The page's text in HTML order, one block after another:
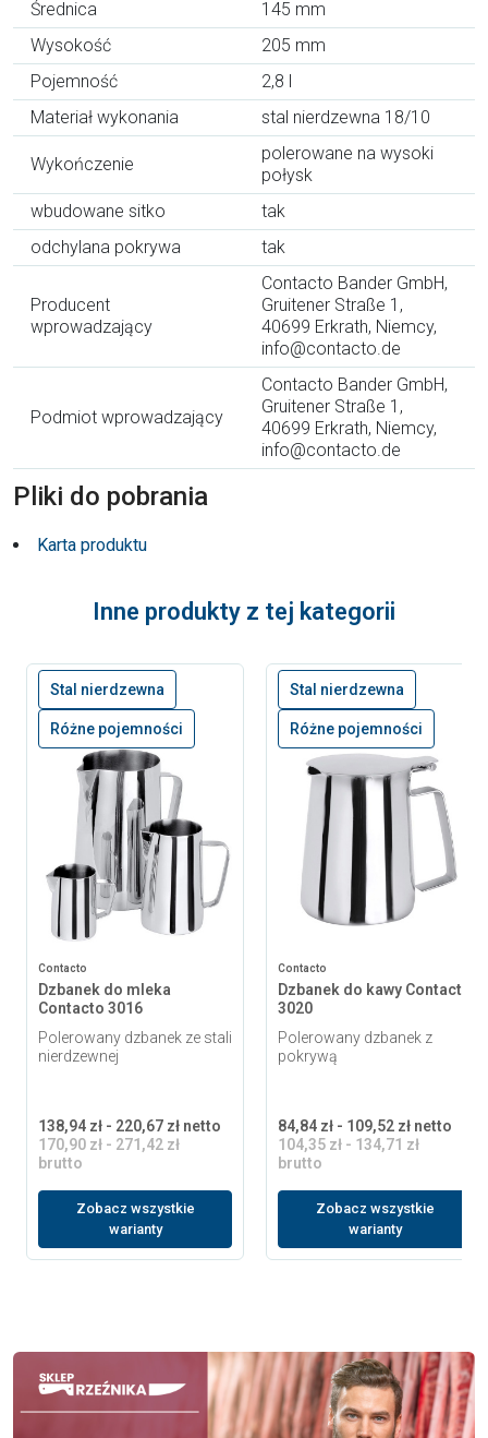
Średnica
145 mm
Wysokość
205 mm
Pojemność
2,8 l
Materiał wykonania
stal nierdzewna 18/10
Wykończenie
polerowane na wysoki
połysk
wbudowane sitko
tak
odchylana pokrywa
tak
Producent
wprowadzający
Contacto Bander GmbH,
Gruitener Straße 1,
40699 Erkrath, Niemcy,
info@contacto.de
Podmiot wprowadzający
Contacto Bander GmbH,
Gruitener Straße 1,
40699 Erkrath, Niemcy,
info@contacto.de
Pliki do pobrania
Karta produktu
Inne produkty z tej kategorii
Stal nierdzewna
Różne pojemności
Contacto
Dzbanek do mleka
Contacto 3016
Polerowany dzbanek ze stali
nierdzewnej
138,94 zł - 220,67 zł netto
170,90 zł - 271,42 zł
brutto
Zobacz wszystkie
warianty
Stal nierdzewna
Różne pojemności
Contacto
Dzbanek do kawy Contacto
3020
Polerowany dzbanek z
pokrywą
84,84 zł - 109,52 zł netto
104,35 zł - 134,71 zł
brutto
Zobacz wszystkie
warianty